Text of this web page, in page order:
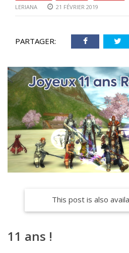
LERIANA
21 FÉVRIER 2019
PARTAGER:
This post is also
11 ans !